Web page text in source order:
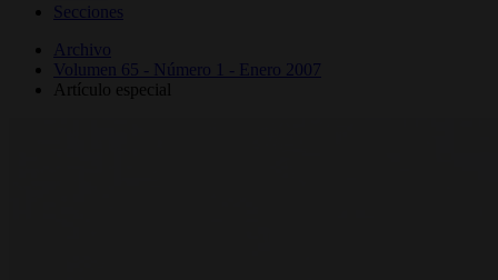
Secciones
Archivo
Volumen 65 - Número 1 - Enero 2007
Artículo especial